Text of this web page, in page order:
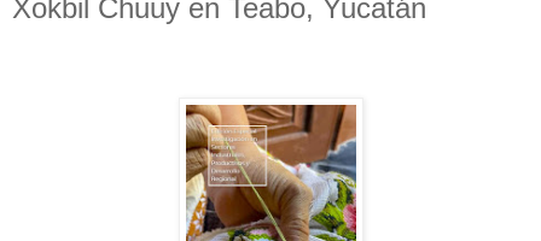
Xokbil Chuuy en Teabo, Yucatán